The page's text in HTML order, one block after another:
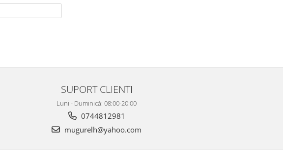
SUPORT CLIENTI
Luni - Duminică: 08:00-20:00
0744812981
mugurelh@yahoo.com